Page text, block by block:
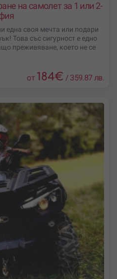
на самолет за 1 или 2-
една своя мечта или подари
Това със сигурност е едно
преживяване, което не се
от 184€ / 359.87 лв.